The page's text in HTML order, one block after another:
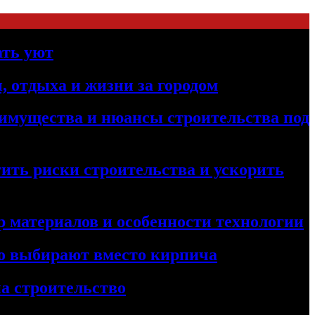
уют
отдыха и жизни за городом
и нюансы строительства под
риски строительства и ускорить
и особенности технологии
выбирают вместо кирпича
строительство